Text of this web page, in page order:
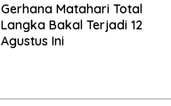
Gerhana Matahari Total
Langka Bakal Terjadi 12
Agustus Ini